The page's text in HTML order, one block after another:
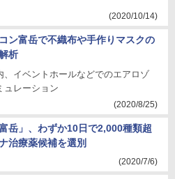
(2020/10/14)
ン富岳で不織布や手作りマスクの
析
、イベントホールなどでのエアロゾ
ュレーション
(2020/8/25)
岳」、わずか10日で2,000種類超
治療薬候補を選別
(2020/7/6)